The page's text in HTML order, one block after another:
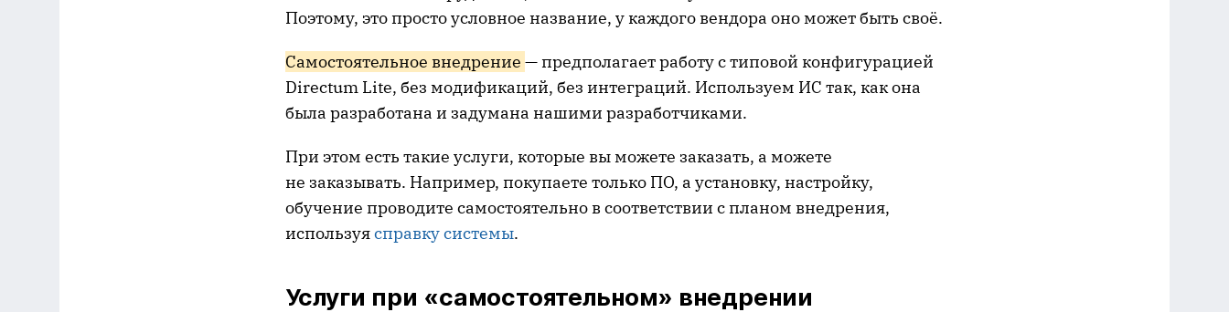
Поэтому, это просто условное название, у каждого вендора оно может быть своё.
Самостоятельное внедрение — предполагает работу с типовой конфигурацией
Directum Lite, без модификаций, без интеграций. Используем ИС так, как она
была разработана и задумана нашими разработчиками.
При этом есть такие услуги, которые вы можете заказать, а можете
не заказывать. Например, покупаете только ПО, а установку, настройку,
обучение проводите самостоятельно в соответствии с планом внедрения,
используясправку системы.
Услуги при «самостоятельном» внедрении